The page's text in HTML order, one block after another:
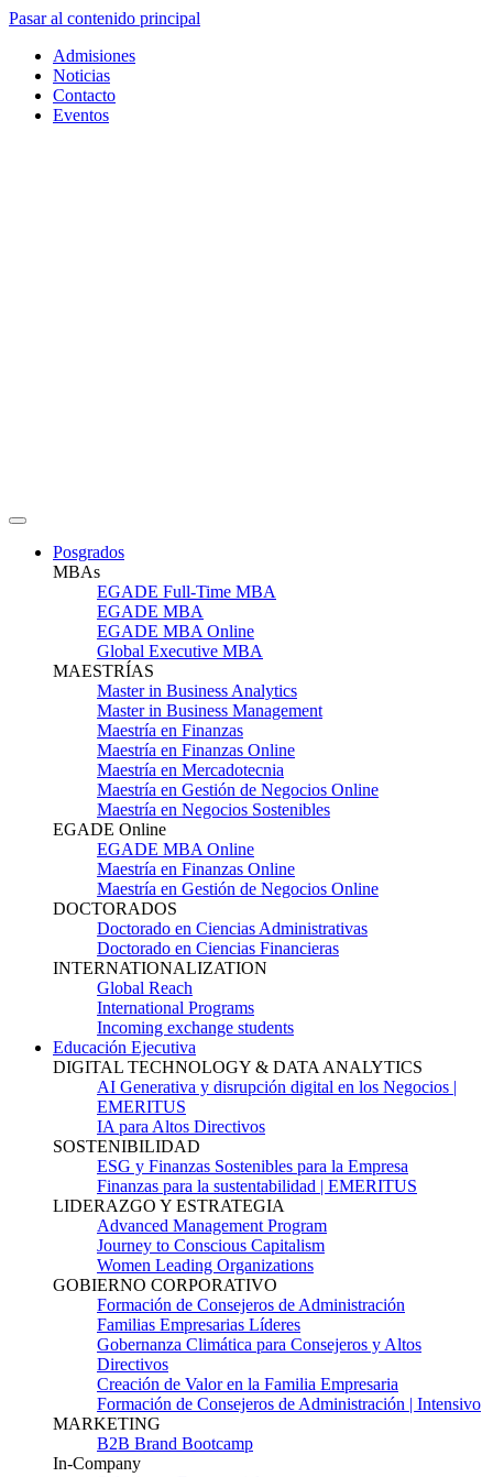
Pasar al contenido principal
Admisiones
Noticias
Contacto
Eventos
Posgrados
MBAs
EGADE Full-Time MBA
EGADE MBA
EGADE MBA Online
Global Executive MBA
MAESTRÍAS
Master in Business Analytics
Master in Business Management
Maestría en Finanzas
Maestría en Finanzas Online
Maestría en Mercadotecnia
Maestría en Gestión de Negocios Online
Maestría en Negocios Sostenibles
EGADE Online
EGADE MBA Online
Maestría en Finanzas Online
Maestría en Gestión de Negocios Online
DOCTORADOS
Doctorado en Ciencias Administrativas
Doctorado en Ciencias Financieras
INTERNATIONALIZATION
Global Reach
International Programs
Incoming exchange students
Educación Ejecutiva
DIGITAL TECHNOLOGY & DATA ANALYTICS
AI Generativa y disrupción digital en los Negocios |
EMERITUS
IA para Altos Directivos
SOSTENIBILIDAD
ESG y Finanzas Sostenibles para la Empresa
Finanzas para la sustentabilidad | EMERITUS
LIDERAZGO Y ESTRATEGIA
Advanced Management Program
Journey to Conscious Capitalism
Women Leading Organizations
GOBIERNO CORPORATIVO
Formación de Consejeros de Administración
Familias Empresarias Líderes
Gobernanza Climática para Consejeros y Altos
Directivos
Creación de Valor en la Familia Empresaria
Formación de Consejeros de Administración | Intensivo
MARKETING
B2B Brand Bootcamp
In-Company